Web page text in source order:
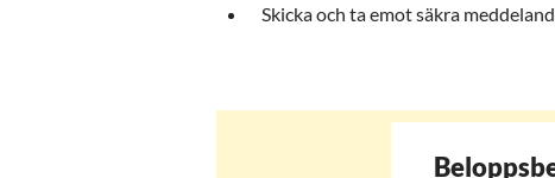
Skicka och ta emot säkra